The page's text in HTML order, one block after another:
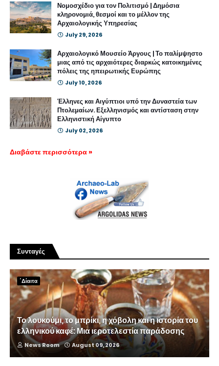
Νομοσχέδιο για τον Πολιτισμό | Δημόσια
κληρονομιά, θεσμοί και το μέλλον της
Αρχαιολογικής Υπηρεσίας
July 29, 2026
Αρχαιολογικό Μουσείο Άργους | Το παλίμψηστο
μιας από τις αρχαιότερες διαρκώς κατοικημένες
πόλεις της ηπειρωτικής Ευρώπης
July 10, 2026
Έλληνες και Αιγύπτιοι υπό την Δυναστεία των
Πτολεμαίων. Εξελληνισμός και αντίσταση στην
Ελληνιστική Αίγυπτο
July 02, 2026
Διαβάστε περισσότερα »
Συνταγές
΄Δίαιτα
Το λουκούμι, το μπρίκι, η χόβολη και η ιστορία του
ελληνικού καφέ: Μια ιεροτελεστία παράδοσης
News Room August 09, 2026